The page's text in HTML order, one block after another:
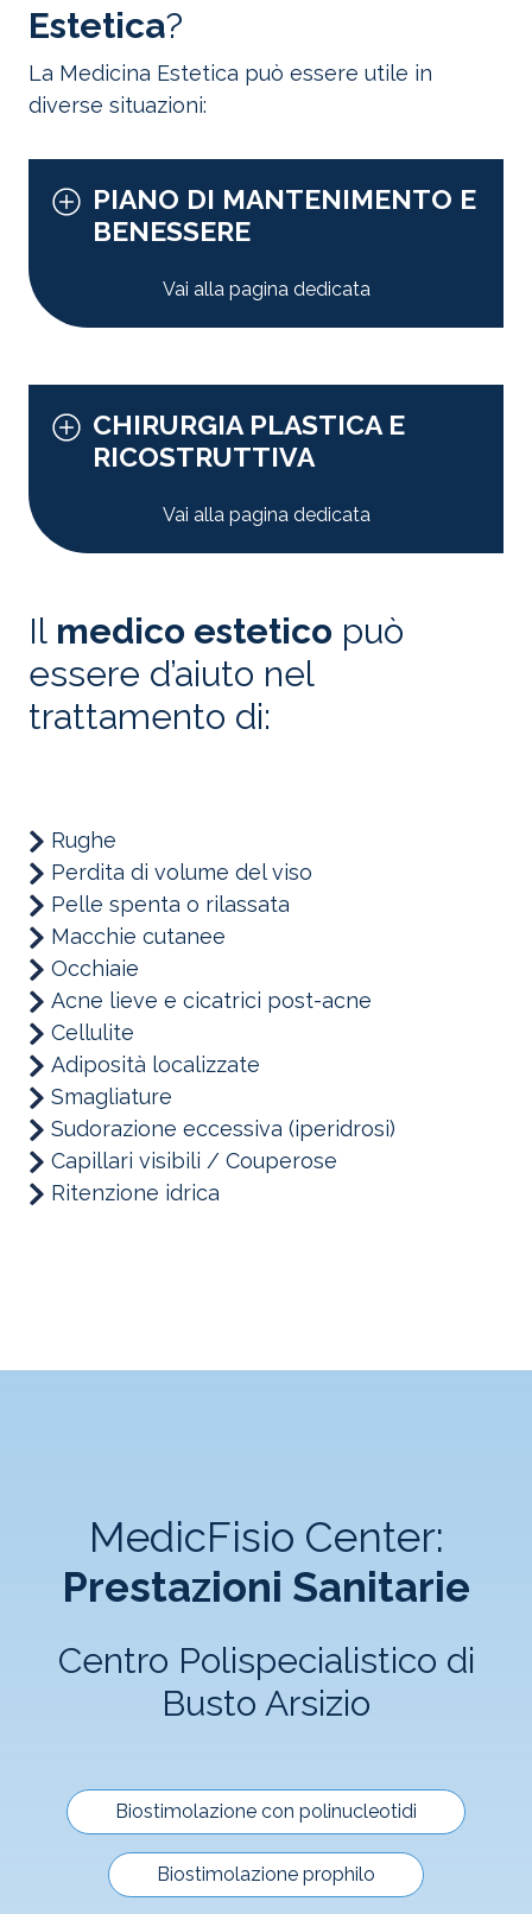
Estetica?
La Medicina Estetica può essere utile in
diverse situazioni:
PIANO DI MANTENIMENTO E
BENESSERE
Vai alla pagina dedicata
CHIRURGIA PLASTICA E
RICOSTRUTTIVA
Vai alla pagina dedicata
Il medico estetico può
essere d’aiuto nel
trattamento di:
Rughe
Perdita di volume del viso
Pelle spenta o rilassata
Macchie cutanee
Occhiaie
Acne lieve e cicatrici post-acne
Cellulite
Adiposità localizzate
Smagliature
Sudorazione eccessiva (iperidrosi)
Capillari visibili / Couperose
Ritenzione idrica
MedicFisio Center:
Prestazioni Sanitarie
Centro Polispecialistico di
Busto Arsizio
Biostimolazione con polinucleotidi
Biostimolazione prophilo